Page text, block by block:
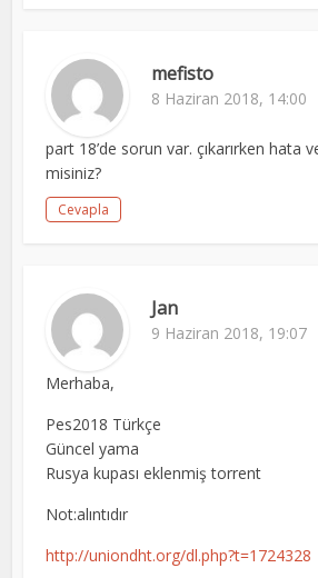
mefisto
8 Haziran 2018, 14:00
part 18’de sorun var. çıkarırken hata
misiniz?
Cevapla
Jan
9 Haziran 2018, 19:07
Merhaba,
Pes2018 Türkçe
Güncel yama
Rusya kupası eklenmiş torrent
Not:alıntıdır
http://uniondht.org/dl.php?t=1724328